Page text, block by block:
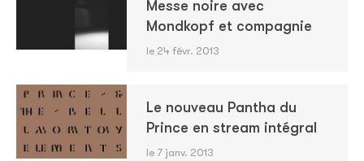
Messe noire avec
Mondkopf et compagnie
le 24 févr. 2013
Le nouveau Pantha du
Prince en stream intégral
le 7 janv. 2013